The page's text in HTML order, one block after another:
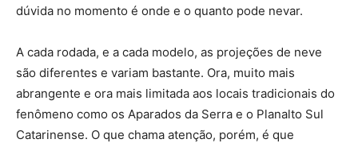
dúvida no momento é onde e o quanto pode nevar.
A cada rodada, e a cada modelo, as projeções de neve
são diferentes e variam bastante. Ora, muito mais
abrangente e ora mais limitada aos locais tradicionais do
fenômeno como os Aparados da Serra e o Planalto Sul
Catarinense. O que chama atenção, porém, é que